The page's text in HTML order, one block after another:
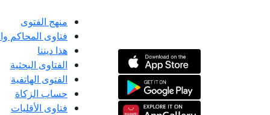
منهج الفتوى
فتاوى المحاكم
هذا ديننا
الفتاوى البحثية
الفتوى الهاتفية
حساب الزكاة
فتاوى الأقليات